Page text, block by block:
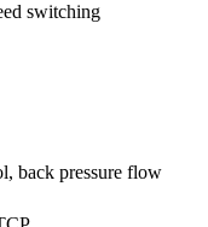
switching
back pressure flow